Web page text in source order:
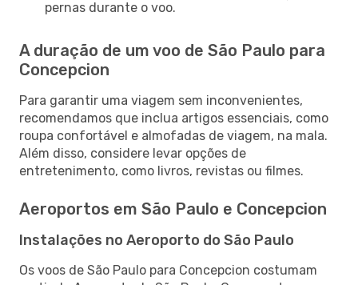
pernas durante o voo.
A duração de um voo de São Paulo para
Concepcion
Para garantir uma viagem sem inconvenientes,
recomendamos que inclua artigos essenciais, como
roupa confortável e almofadas de viagem, na mala.
Além disso, considere levar opções de
entretenimento, como livros, revistas ou filmes.
Aeroportos em São Paulo e Concepcion
Instalações no Aeroporto do São Paulo
Os voos de São Paulo para Concepcion costumam